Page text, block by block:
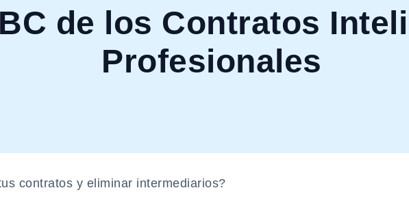
de los Contratos
Profesionales
contratos y eliminar intermediarios?